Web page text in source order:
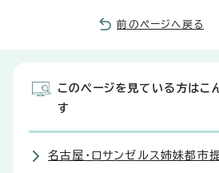
前のページへ戻る
このページを見ている方はこ
す
名古屋・ロサンゼルス姉妹都市